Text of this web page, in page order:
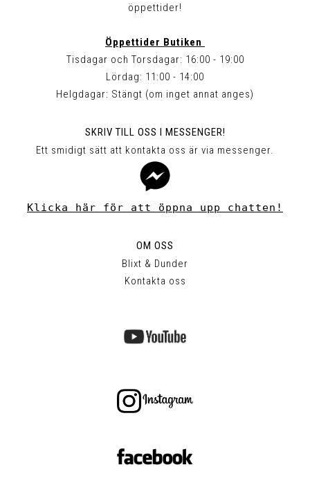
öppettider!
Öppettider Butiken
Tisdagar och Torsdagar: 16:00 - 19:00
Lördag: 11:00 - 14:00
Helgdagar: Stängt (om inget annat anges)
SKRIV TILL OSS I MESSENGER!
Ett smidigt sätt att kontakta oss är via messenger.
Klicka här för att öppna upp chatten!
OM OSS
Blixt & Dunder
Kontakta oss